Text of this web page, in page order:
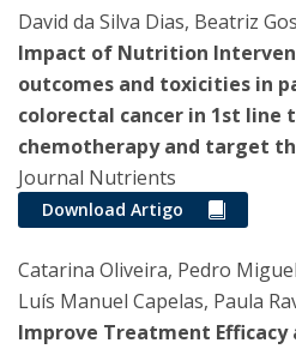
David da Silva Dias, Beatriz
Impact of Nutrition
outcomes and toxicities in
colorectal cancer in 1st
chemotherapy and target
Journal Nutrients
Download Artigo
Catarina Oliveira, Pedro
Luís Manuel Capelas, Paula
Improve Treatment Efficacy